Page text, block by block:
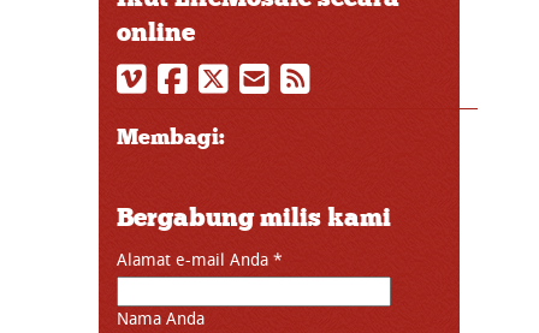
online
Membagi:
Bergabung milis kami
Alamat e-mail Anda *
Nama Anda